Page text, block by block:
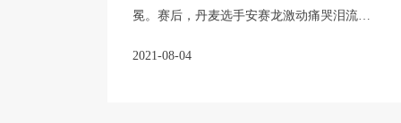
冕。赛后，丹麦选手安赛龙激动痛哭泪流不
衣。这一刻，两位奥 运冠 军惺惺相惜，奥
2021-08-04